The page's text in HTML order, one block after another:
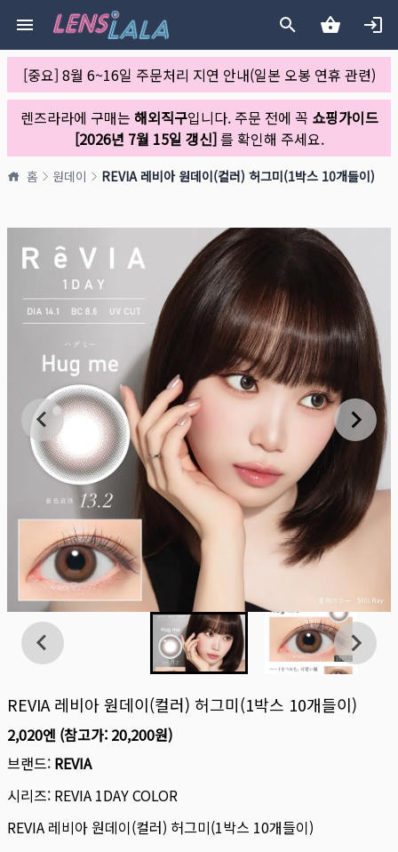
[중요] 8월 6~16일 주문처리 지연 안내(일본 오봉 연휴 관련)
렌즈라라에 구매는 해외직구입니다. 주문 전에 꼭 쇼핑가이드
[2026년 7월 15일 갱신]를 확인해 주세요.
홈 원데이 REVIA 레비아 원데이(컬러) 허그미(1박스 10개들이)
REVIA 레비아 원데이(컬러) 허그미(1박스 10개들이)
2,020엔 (참고가: 20,200원)
브랜드: REVIA
시리즈: REVIA 1DAY COLOR
REVIA 레비아 원데이(컬러) 허그미(1박스 10개들이)